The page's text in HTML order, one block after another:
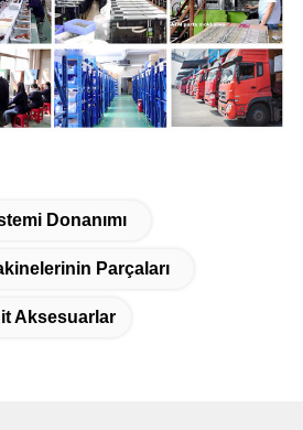
Donanımı
Parçaları
Aksesuarlar